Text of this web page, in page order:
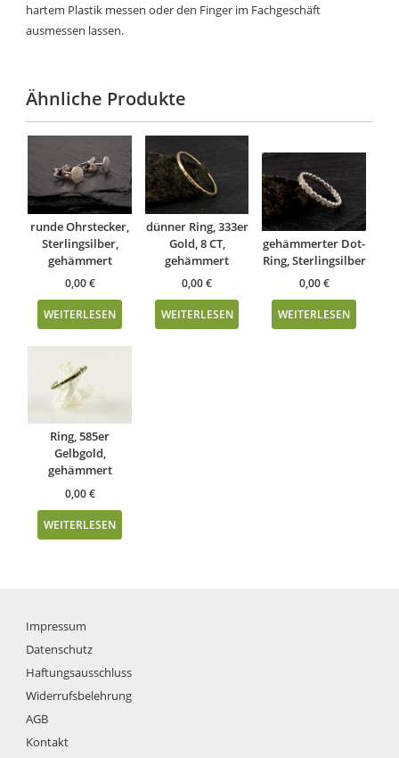
hartem Plastik messen oder den Finger im Fachgeschäft
ausmessen lassen.
Ähnliche Produkte
runde Ohrstecker,
Sterlingsilber,
gehämmert
0,00€
WEITERLESEN
dünner Ring, 333er
Gold, 8 CT,
gehämmert
0,00€
WEITERLESEN
gehämmerter Dot-
Ring, Sterlingsilber
0,00€
WEITERLESEN
Ring, 585er
Gelbgold,
gehämmert
0,00€
WEITERLESEN
Impressum
Datenschutz
Haftungsausschluss
Widerrufsbelehrung
AGB
Kontakt